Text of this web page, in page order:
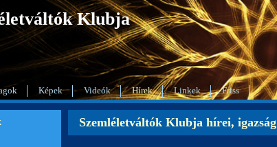
Klubja
Képek Videók Hírek Linkek Friss
Szemléletváltók Klubja hírei, igazság